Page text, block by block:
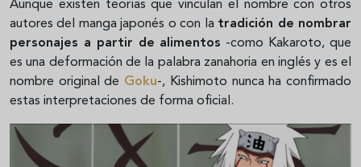
Aunque existen teorías que vinculan el nombre con otros
autores del manga japonés o con la tradición de nombrar
personajes a partir de alimentos -como Kakaroto, que
es una deformación de la palabra zanahoria en inglés y es el
nombre original de Goku-, Kishimoto nunca ha confirmado
estas interpretaciones de forma oficial.